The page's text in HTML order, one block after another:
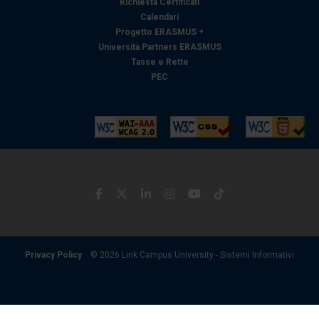
Richiesta Certificati
Calendari
Progetto ERASMUS +
Università Partners ERASMUS
Tasse e Rette
PEC
Privacy Policy © 2026 Link Campus University - Sistemi Informativi